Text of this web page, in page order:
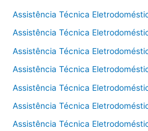
Assistência Técnica
Assistência Técnica
Assistência Técnica
Assistência Técnica
Assistência Técnica
Assistência Técnica
Assistência Técnica